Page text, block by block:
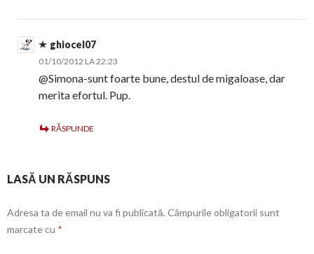
ghiocel07
01/10/2012 LA 22:23
@Simona-sunt foarte bune, destul de migaloase, dar
merita efortul. Pup.
RĂSPUNDE
LASĂ UN RĂSPUNS
Adresa ta de email nu va fi publicată. Câmpurile obligatorii sunt
marcate cu *